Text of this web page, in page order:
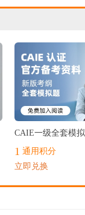
CAIE一级全套模
1 通用积分
立即兑换